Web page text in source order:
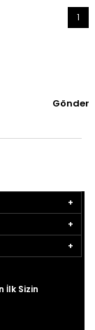
1
Gönder
İlk Sizin